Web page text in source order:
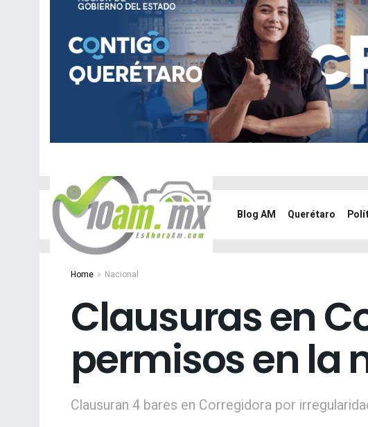
Blog AM Querétaro
Home Nacional
Clausuras en
permisos en la
Clausuran 4 bares en Corregidora por